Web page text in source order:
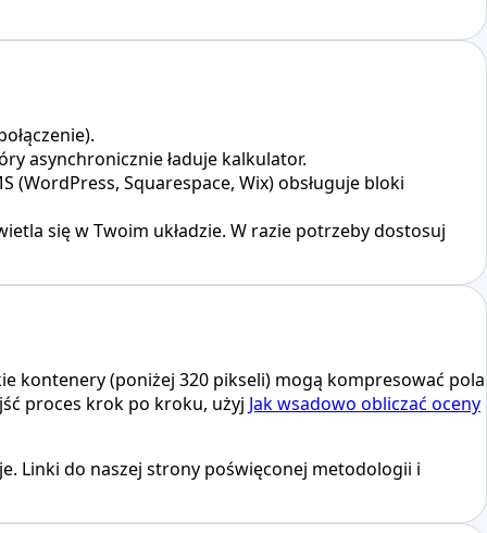
asynchronicznie ładuje kalkulator.
Squarespace, Wix) obsługuje bloki
się w Twoim układzie. W razie potrzeby dostosuj
kontenery (poniżej 320 pikseli) mogą kompresować pola
proces krok po kroku, użyj Jak wsadowo obliczać oceny
Linki do naszej strony poświęconej metodologii i